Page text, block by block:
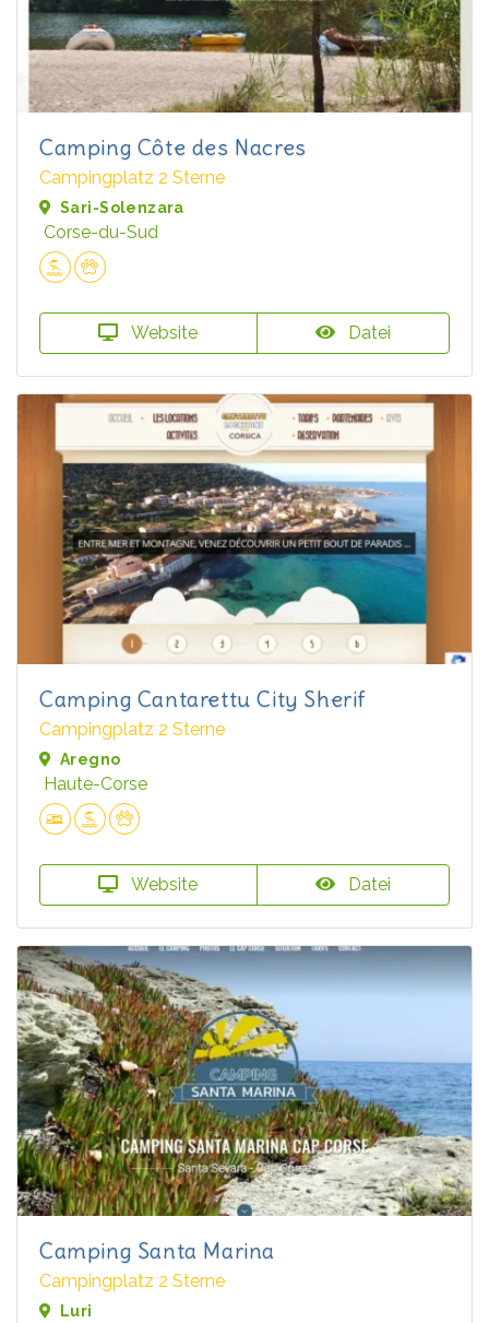
Camping Côte des Nacres
Campingplatz 2 Sterne
Sari-Solenzara
Corse-du-Sud
Website Datei
Camping Cantarettu City Sherif
Campingplatz 2 Sterne
Aregno
Haute-Corse
Website Datei
Camping Santa Marina
Campingplatz 2 Sterne
Luri